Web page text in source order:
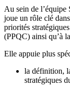
Au sein de l’équipe
joue un rôle clé
priorités
(PPQC) ainsi qu’à
Elle appuie plus
la définition,
stratégiques